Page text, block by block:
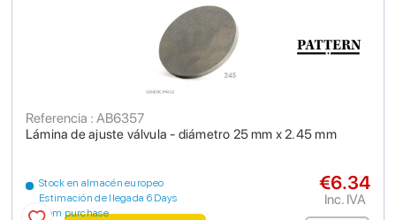
Lámina de ajuste válvula - diámetro 25 mm x 2.45 mm
Referencia : AB6357
Stock en almacén europeo
Estimación de llegada 6 Days
from purchase
€6.34
Inc. IVA